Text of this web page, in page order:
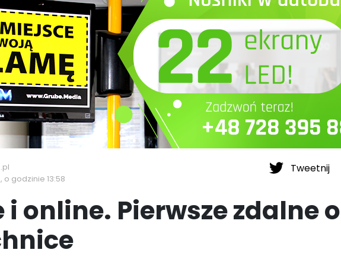
Tweetnij
godzinie 13:58
i online. Pierwsze zdalne